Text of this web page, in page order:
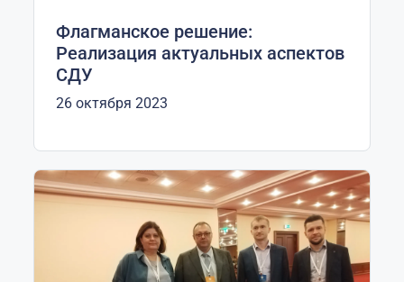
Флагманское решение:
Реализация актуальных аспектов
СДУ
26 октября 2023